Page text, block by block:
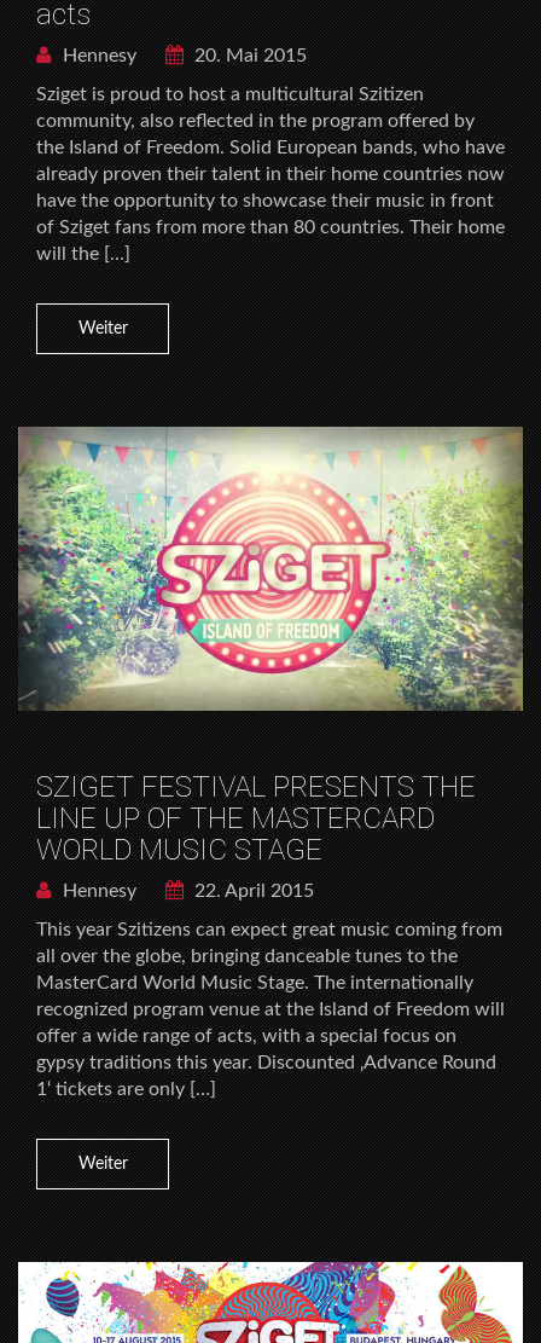
acts
Hennesy
20. Mai 2015
Sziget is proud to host a multicultural Szitizen
community, also reflected in the program offered by
the Island of Freedom. Solid European bands, who have
already proven their talent in their home countries now
have the opportunity to showcase their music in front
of Sziget fans from more than 80 countries. Their home
will the […]
Weiter
SZIGET FESTIVAL PRESENTS THE
LINE UP OF THE MASTERCARD
WORLD MUSIC STAGE
Hennesy
22. April 2015
This year Szitizens can expect great music coming from
all over the globe, bringing danceable tunes to the
MasterCard World Music Stage. The internationally
recognized program venue at the Island of Freedom will
offer a wide range of acts, with a special focus on
gypsy traditions this year. Discounted ‚Advance Round
1‘ tickets are only […]
Weiter